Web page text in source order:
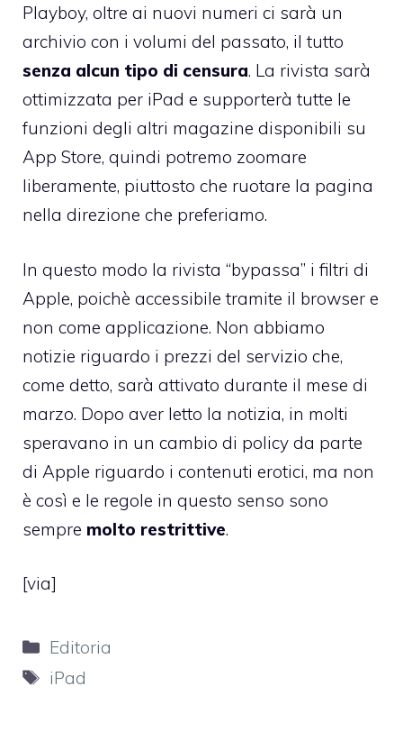
Playboy, oltre ai nuovi numeri ci sarà un
archivio con i volumi del passato, il tutto
senza alcun tipo di censura. La rivista sarà
ottimizzata per iPad e supporterà tutte le
funzioni degli altri magazine disponibili su
App Store, quindi potremo zoomare
liberamente, piuttosto che ruotare la pagina
nella direzione che preferiamo.
In questo modo la rivista “bypassa” i filtri di
Apple, poichè accessibile tramite il browser e
non come applicazione. Non abbiamo
notizie riguardo i prezzi del servizio che,
come detto, sarà attivato durante il mese di
marzo. Dopo aver letto la notizia, in molti
speravano in un cambio di policy da parte
di Apple riguardo i contenuti erotici, ma non
è così e le regole in questo senso sono
sempre molto restrittive.
[via]
Categorie
Editoria
Tag
iPad